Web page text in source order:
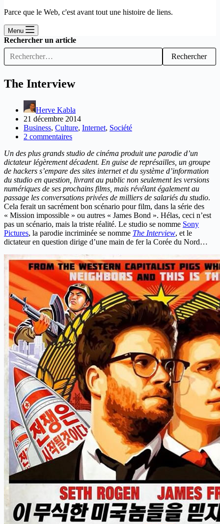
Parce que le Web, c'est avant tout une histoire de liens.
Menu
Rechercher un article
Rechercher
The Interview
Herve Kabla
21 décembre 2014
Business, Culture, Internet, Société
2 commentaires
Un des plus grands studio de cinéma produit une parodie d’un
dictateur légèrement décadent. En guise de représailles, un groupe
de hackers s’empare des sites internet et du système d’information
du studio en question, livrant au public non seulement les versions
numériques de ses prochains films, mais révélant également au
passage les conversations privées de milliers de salariés du studio.
Cela ferait un sacrément bon scénario pour film, dans la série des
« Mission impossible » ou autres « James Bond ». Hélas, ceci n’est
pas un scénario, mais la triste réalité. Le studio se nomme Sony
Pictures, la parodie incriminée se nomme The Interview, et le
dictateur en question dirige d’une main de fer la Corée du Nord…